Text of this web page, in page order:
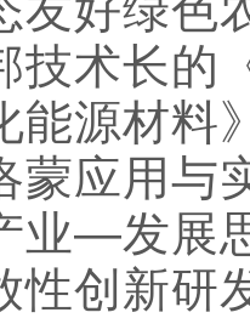
技术长的
能源材料
蒙应用与
业—发展
性创新